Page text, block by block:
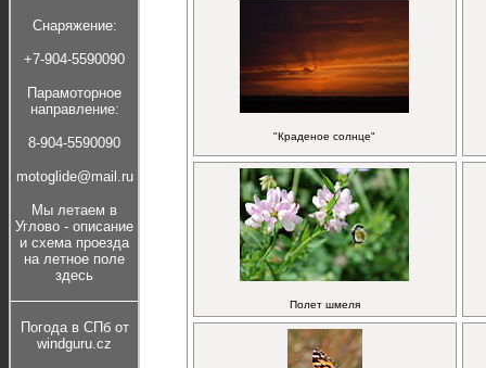
Cнаряжение:
+7-904-5590090
Парамоторное
направление:
8-904-5590090
motoglide@mail.ru
Мы летаем в
Углово - описание
и cхема проезда
на летное поле
здесь
Погода в СПб от
windguru.cz
"Краденое солнце"
Полет шмеля